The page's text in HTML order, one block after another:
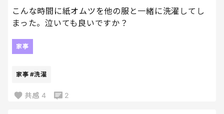
こんな時間に紙オムツを他の服と一緒に洗濯してし
まった。泣いても良いですか？
家事
家事 #洗濯
共感 4 2